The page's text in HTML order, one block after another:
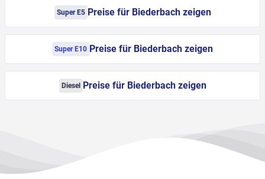
Super E5 Preise für Biederbach zeigen
Super E10 Preise für Biederbach zeigen
Diesel Preise für Biederbach zeigen